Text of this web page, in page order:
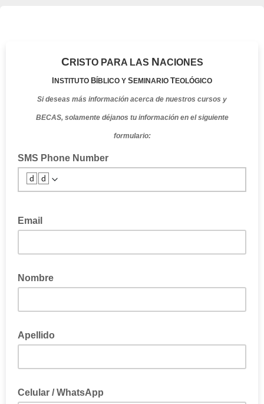
C RISTO PARA LAS NACIONES
NSTITUTO B ÍBLICO Y S EMINARIO TEOLÓGICO
Si deseas más información acerca de nuestros cursos y
BECAS, solamente déjanos tu información en el siguiente
formulario:
SMS Phone Number
🆥🆥
Email
Nombre
Apellido
Celular / WhatsApp